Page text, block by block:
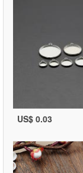
US$ 0.03